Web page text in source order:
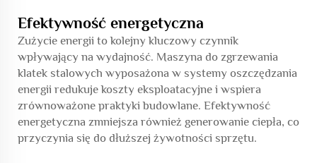
Efektywność energetyczna
Zużycie energii to kolejny kluczowy czynnik
wpływający na wydajność. Maszyna do zgrzewania
klatek stalowych wyposażona w systemy oszczędzania
energii redukuje koszty eksploatacyjne i wspiera
zrównoważone praktyki budowlane. Efektywność
energetyczna zmniejsza również generowanie ciepła, co
przyczynia się do dłuższej żywotności sprzętu.